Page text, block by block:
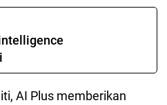
AI Plus memberikan